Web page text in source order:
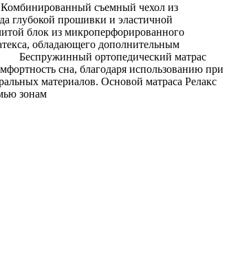
Комбинированный съемный чехол из
глубокой прошивки и эластичной
блок из микроперфорированного
обладающего дополнительным
ортопедический матрас
сна, благодаря использованию при
материалов. Основой матраса Релакс
зонам